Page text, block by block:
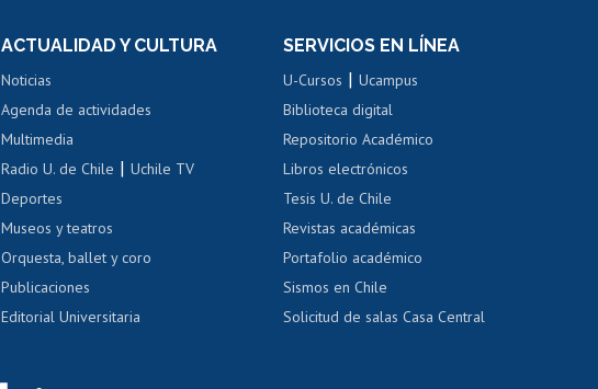
Portal de movilidad interna
Certificado de renta
Certificado de renta
Gestión de correo uchile
Movilidad Estudiantil
Cursos de español
Acoso laboral, sexual y violencia
ACTUALIDAD Y CULTURA
Noticias
Agenda de actividades
Multimedia
Radio U. de Chile |Uchile TV
Deportes
Museos y teatros
Orquesta, ballet y coro
Publicaciones
Editorial Universitaria
SERVICIOS EN LÍNEA
U-Cursos |Ucampus
Biblioteca digital
Repositorio Académico
Libros electrónicos
Tesis U. de Chile
Revistas académicas
Portafolio académico
Sismos en Chile
Solicitud de salas Casa Central